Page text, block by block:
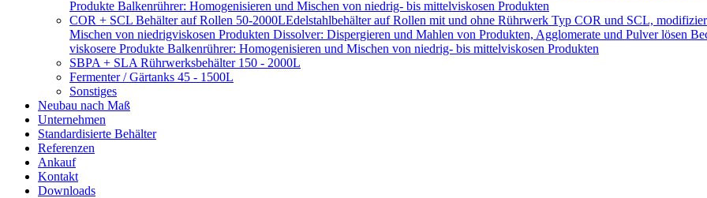
Produkte Balkenrührer: Homogenisieren und Mischen von niedrig- bis mittelviskosen Produkten
COR + SCL Behälter auf Rollen 50-2000LEdelstahlbehälter auf Rollen mit und ohne Rührwerk Typ COR und SCL,
Mischen von niedrigviskosen Produkten Dissolver: Dispergieren und Mahlen von Produkten, Agglomerate und Pulver lösen
viskosere Produkte Balkenrührer: Homogenisieren und Mischen von niedrig- bis mittelviskosen Produkten
SBPA + SLA Rührwerksbehälter 150 - 2000L
Fermenter / Gärtanks 45 - 1500L
Sonstiges
Neubau nach Maß
Unternehmen
Standardisierte Behälter
Referenzen
Ankauf
Kontakt
Downloads